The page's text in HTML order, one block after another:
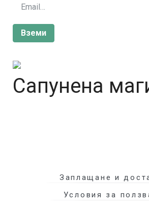
Сапунена
Заплащане и
Условия за